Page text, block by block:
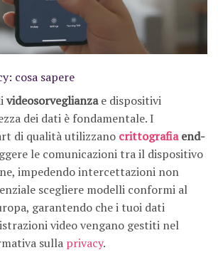
cosa sapere
videosorveglianzae dispositivi
dei dati è fondamentale. I
di qualità utilizzano crittografiaend-
le comunicazioni tra il dispositivo
impedendo intercettazioni non
scegliere modelli conformi al
garantendo che i tuoi dati
video vengano gestiti nel
sulla privacy.